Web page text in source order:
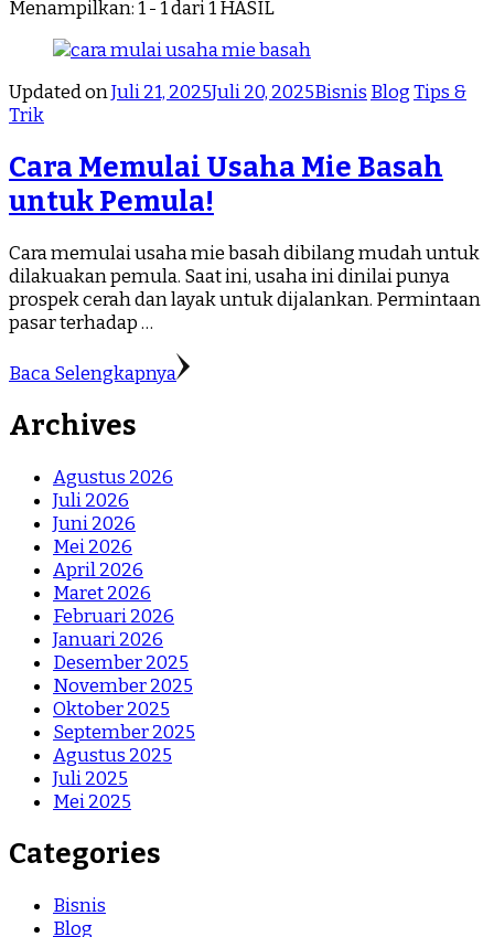
Menampilkan: 1 - 1 dari 1 HASIL
Updated onJuli 21, 2025Juli 20, 2025Bisnis BlogTips &
Trik
Cara Memulai Usaha Mie Basah
untuk Pemula!
Cara memulai usaha mie basah dibilang mudah untuk
dilakuakan pemula. Saat ini, usaha ini dinilai punya
prospek cerah dan layak untuk dijalankan. Permintaan
pasar terhadap …
Baca Selengkapnya
Archives
Agustus 2026
Juli 2026
Juni 2026
Mei 2026
April 2026
Maret 2026
Februari 2026
Januari 2026
Desember 2025
November 2025
Oktober 2025
September 2025
Agustus 2025
Juli 2025
Mei 2025
Categories
Bisnis
Blog